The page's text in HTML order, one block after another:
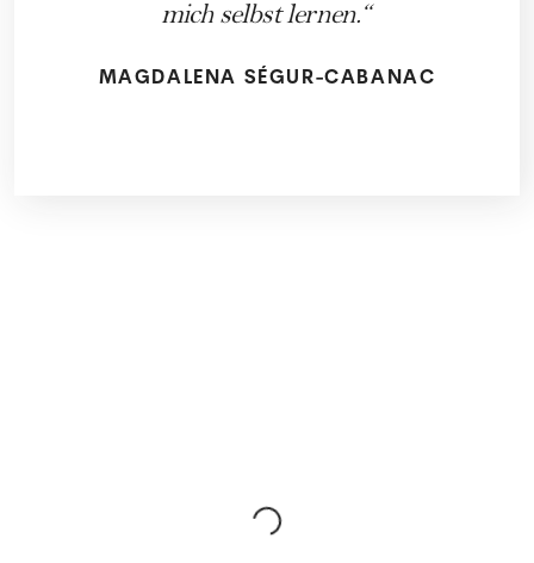
mich selbst lernen.
MAGDALENA SÉGUR-CABANAC